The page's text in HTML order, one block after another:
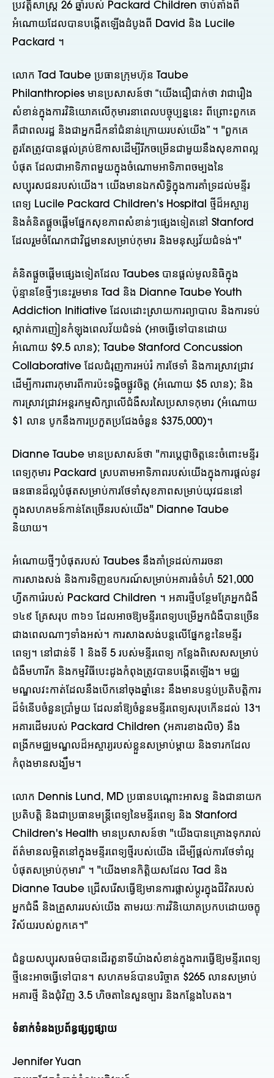
ប្រវត្តិសាស្រ្ត 26 ឆ្នាំរបស់ Packard Children ចាប់តាំងពី
អំណោយដែលបានបង្កើតឡើងដំបូងពី David និង Lucile
Packard ។
លោក Tad Taube ប្រធានក្រុមហ៊ុន Taube
Philanthropies មានប្រសាសន៍ថា “យើងជឿជាក់ថា វាជារឿង
សំខាន់ក្នុងការវិនិយោគលើកុមារនាពេលបច្ចុប្បន្ននេះ ពីព្រោះពួកគេ
គឺជាពលរដ្ឋ និងជាអ្នកដឹកនាំជំនាន់ក្រោយរបស់យើង” ។ "ពួកគេ
គួរតែត្រូវបានផ្តល់គ្រប់ឱកាសដើម្បីរីកចម្រើនជាមួយនឹងសុខភាពល្អ
បំផុត ដែលជាអាទិភាពមួយក្នុងចំណោមអាទិភាពចម្បងនៃ
សប្បុរសជនរបស់យើង។ យើងមានឯកសិទ្ធិក្នុងការគាំទ្រដល់មន្ទីរ
ពេទ្យ Lucile Packard Children's Hospital ថ្មីដ៏អស្ចារ្យ
និងគំនិតផ្តួចផ្តើមផ្នែកសុខភាពសំខាន់ៗផ្សេងទៀតនៅ Stanford
ដែលរួមចំណែកជាវិជ្ជមានសម្រាប់កុមារ និងមនុស្សវ័យជំទង់។"
គំនិតផ្តួចផ្តើមផ្សេងទៀតដែល Taubes បានផ្តល់មូលនិធិក្នុង
ប៉ុន្មានខែថ្មីៗនេះរួមមាន Tad និង Dianne Taube Youth
Addiction Initiative ដែលដោះស្រាយការព្យាបាល និងការទប់
ស្កាត់ការញៀនកំឡុងពេលវ័យជំទង់ (អាចធ្វើទៅបានដោយ
អំណោយ $9.5 លាន); Taube Stanford Concussion
Collaborative ដែលជំរុញការអប់រំ ការថែទាំ និងការស្រាវជ្រាវ
ដើម្បីការពារកុមារពីការប៉ះទង្គិចផ្លូវចិត្ត (អំណោយ $5 លាន); និង
ការស្រាវជ្រាវអន្តរកម្មសិក្សាលើជំងឺសរសៃប្រសាទកុមារ (អំណោយ
$1 លាន បូកនឹងការប្រកួតប្រជែងចំនួន $375,000)។
Dianne Taube មានប្រសាសន៍ថា "ការប្តេជ្ញាចិត្តនេះចំពោះមន្ទីរ
ពេទ្យកុមារ Packard ស្របតាមអាទិភាពរបស់យើងក្នុងការផ្តល់នូវ
ធនធានដ៏ល្អបំផុតសម្រាប់ការថែទាំសុខភាពសម្រាប់យុវជននៅ
ក្នុងសហគមន៍កាន់តែច្រើនរបស់យើង" Dianne Taube
និយាយ។
អំណោយថ្មីៗបំផុតរបស់ Taubes នឹងគាំទ្រដល់ការរចនា
ការសាងសង់ និងការទិញឧបករណ៍សម្រាប់អគារធំទំហំ 521,000
ហ្វីតការ៉េរបស់ Packard Children ។ អគារថ្មីបន្ថែមគ្រែអ្នកជំងឺ
១៤៩ គ្រែសរុប ៣៦១ ដែលអាចឱ្យមន្ទីរពេទ្យបម្រើអ្នកជំងឺបានច្រើន
ជាងពេលណាៗទាំងអស់។ ការសាងសង់បន្តលើផ្នែកខ្លះនៃមន្ទីរ
ពេទ្យ។ នៅជាន់ទី 1 និងទី 5 របស់មន្ទីរពេទ្យ កន្លែងពិសេសសម្រាប់
ជំងឺមហារីក និងកម្មវិធីបេះដូងកំពុងត្រូវបានបង្កើតឡើង។ មជ្ឈ
មណ្ឌលវះកាត់ដែលនឹងបើកនៅចុងឆ្នាំនេះ នឹងមានបន្ទប់ប្រតិបត្តិការ
ដ៏ទំនើបចំនួនប្រាំមួយ ដែលនាំឱ្យចំនួនមន្ទីរពេទ្យសរុបកើនដល់ 13។
អគារដើមរបស់ Packard Children (អគារខាងលិច) នឹង
ពង្រីកមជ្ឈមណ្ឌលដ៏អស្ចារ្យរបស់ខ្លួនសម្រាប់ម្តាយ និងទារកដែល
កំពុងមានសង្ឃឹម។
លោក Dennis Lund, MD ប្រធានបណ្តោះអាសន្ន និងជានាយក
ប្រតិបត្តិ និងជាប្រធានមន្ត្រីពេទ្យនៃមន្ទីរពេទ្យ និង Stanford
Children's Health មានប្រសាសន៍ថា "យើងបានគ្រោងទុករាល់
ព័ត៌មានលម្អិតនៅក្នុងមន្ទីរពេទ្យថ្មីរបស់យើង ដើម្បីផ្តល់ការថែទាំល្អ
បំផុតសម្រាប់កុមារ" ។ "យើងមានកិត្តិយសដែល Tad និង
Dianne Taube ជ្រើសរើសធ្វើឱ្យមានការផ្លាស់ប្តូរក្នុងជីវិតរបស់
អ្នកជំងឺ និងគ្រួសាររបស់យើង តាមរយៈការវិនិយោគប្រកបដោយចក្ខុ
វិស័យរបស់ពួកគេ។"
ជំនួយសប្បុរសធម៌បានដើរតួនាទីយ៉ាងសំខាន់ក្នុងការធ្វើឱ្យមន្ទីរពេទ្យ
ថ្មីនេះអាចធ្វើទៅបាន។ សហគមន៍បានបរិច្ចាគ $265 លានសម្រាប់
អគារថ្មី និងជុំវិញ 3.5 ហិចតានៃសួនច្បារ និងកន្លែងបៃតង។
ទំនាក់ទំនងប្រព័ន្ធផ្សព្វផ្សាយ
Jennifer Yuan